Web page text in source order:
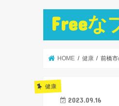
Freeな
HOME 健康 前橋
健康
2023.09.16